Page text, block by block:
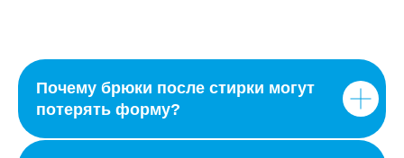
Почему брюки после стирки могут
потерять форму?